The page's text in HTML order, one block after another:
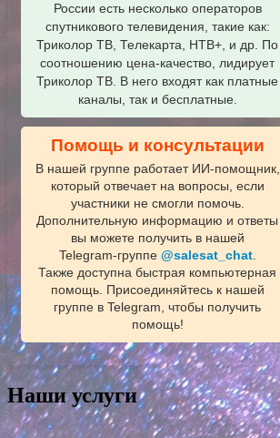
России есть несколько операторов
спутникового телевидения, такие как:
Триколор ТВ, Телекарта, НТВ+, и др. По
соотношению цена-качество, лидирует
Триколор ТВ. В него входят как платные
каналы, так и бесплатные.
Помощь и консультации
В нашей группе работает ИИ‑помощник,
который отвечает на вопросы, если
участники не смогли помочь.
Дополнительную информацию и ответы
вы можете получить в нашей
Telegram‑группе @salesat_chat.
Также доступна быстрая компьютерная
помощь. Присоединяйтесь к нашей
группе в Telegram, чтобы получить
помощь!
Наши услуги